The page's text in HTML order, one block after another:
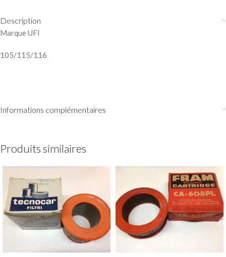
Description
Marque UFI
105/115/116
Informations complémentaires
Produits similaires